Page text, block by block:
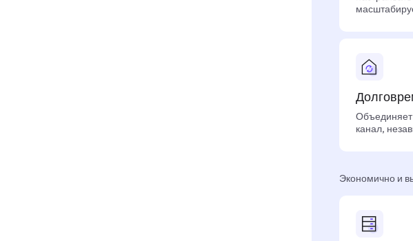
Объединяет
канал,
Экономично и